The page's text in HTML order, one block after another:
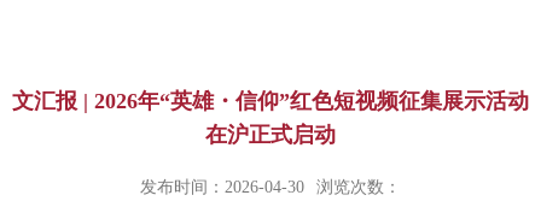
文汇报 | 2026年“英雄・信仰”红色短视频征集展示活动
在沪正式启动
发布时间：2026-04-30 浏览次数：